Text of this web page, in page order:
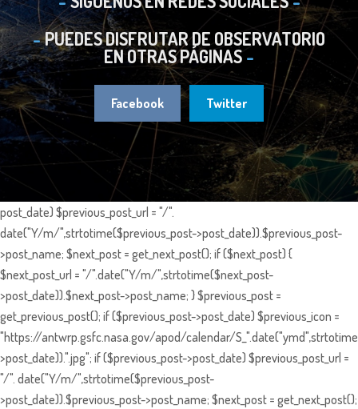
PUEDES DISFRUTAR DE OBSERVATORIO
EN OTRAS PÁGINAS
Facebook Twitter
post_date) $previous_post_url = "/".
date("Y/m/",strtotime($previous_post->post_date)).$previous_post-
>post_name; $next_post = get_next_post(); if ($next_post) {
$next_post_url = "/".date("Y/m/",strtotime($next_post-
>post_date)).$next_post->post_name; } $previous_post =
get_previous_post(); if ($previous_post->post_date) $previous_icon =
"https://antwrp.gsfc.nasa.gov/apod/calendar/
>post_date)).".jpg"; if ($previous_post->post_date) $previous_post_url =
"/". date("Y/m/",strtotime($previous_post-
>post_date)).$previous_post->post_name; $next_post = get_next_post();